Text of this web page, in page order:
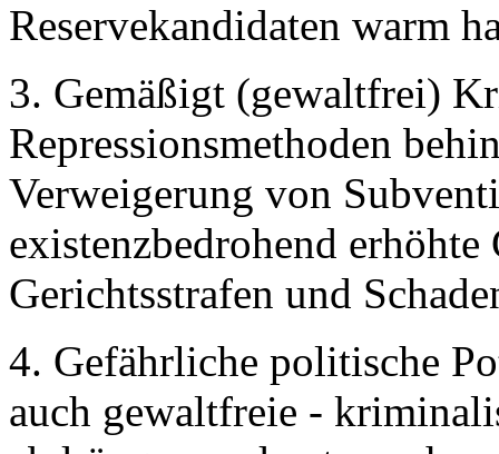
Reservekandidaten warm
3. Gemäßigt (gewaltfrei)
Repressionsmethoden
Verweigerung von
existenzbedrohend
Gerichtsstrafen und
4. Gefährliche politische
auch gewaltfreie -